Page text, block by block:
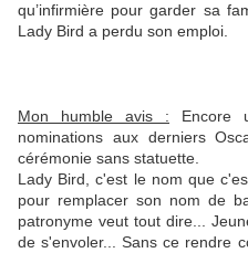
qu’infirmière pour garder sa
Lady Bird a perdu son emploi.
Mon humble avis : Encore
nominations aux derniers
cérémonie sans statuette.
Lady Bird, c'est le nom que
pour remplacer son nom de
patronyme veut tout dire...
de s'envoler... Sans ce rendre